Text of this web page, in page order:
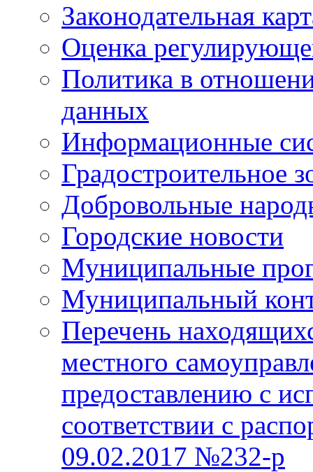
Законодательная
Оценка
Политика в
данных
Информационные
Градостроительное
Добровольные
Городские новости
Муниципальные
Муниципальный
Перечень
местного
предоставлению с
соответствии с
09.02.2017 №232-р